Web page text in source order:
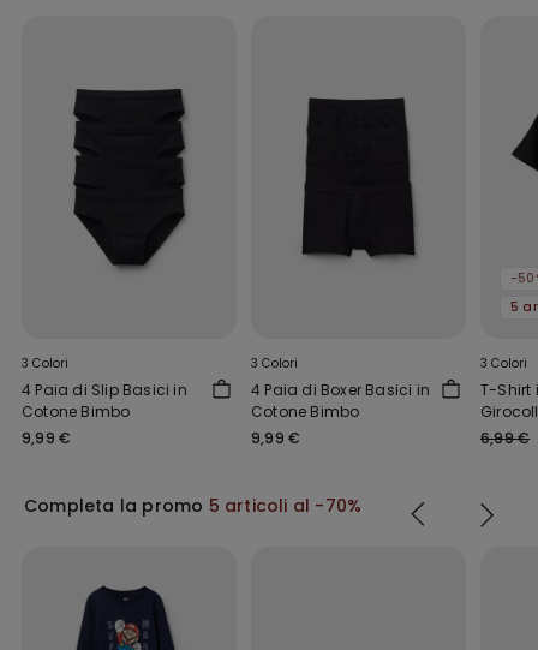
3 Colori
4 Paia di Slip Basici in
Cotone Bimbo
9,99 €
3 Colori
4 Paia di Boxer Basici in
Cotone Bimbo
9,99 €
-
3 Colori
T-Shirt
Bimbo
6,99 €
Completa la promo 5 articoli al -70%